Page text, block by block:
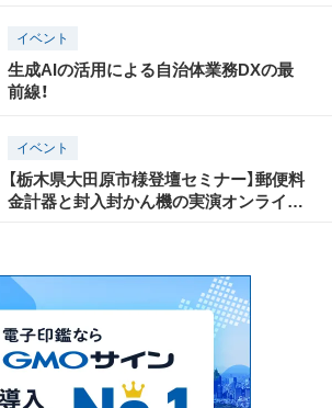
イベント
生成AIの活用による自治体業務DXの最
前線！
イベント
【栃木県大田原市様登壇セミナー】郵便料
金計器と封入封かん機の実演オンライン